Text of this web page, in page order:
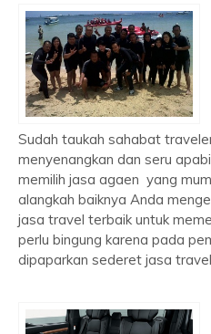
Sudah taukah sahabat
menyenangkan dan seru
memilih jasa agaen yang
alangkah baiknya Anda
jasa travel terbaik untuk
perlu bingung karena pada
dipaparkan sederet jasa